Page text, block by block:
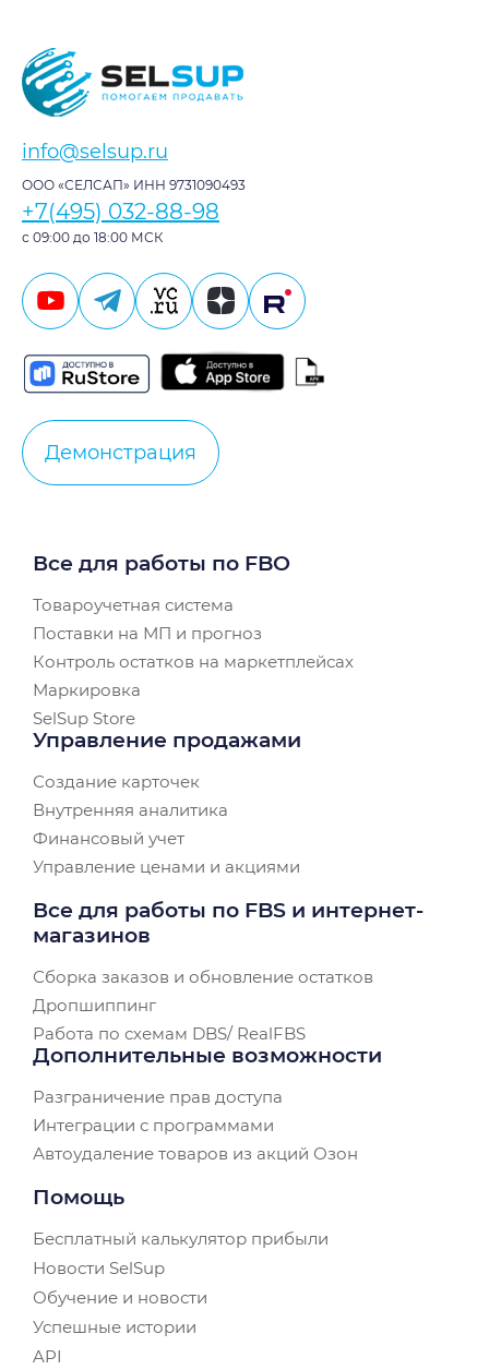
info@selsup.ru
ООО «СЕЛСАП» ИНН 9731090493
+7(495) 032-88-98
с 09:00 до 18:00 МСК
Демонстрация
Все для работы по FBO
Товароучетная система
Поставки на МП и прогноз
Контроль остатков на маркетплейсах
Маркировка
SelSup Store
Управление продажами
Создание карточек
Внутренняя аналитика
Финансовый учет
Управление ценами и акциями
Все для работы по FBS и интернет-
магазинов
Сборка заказов и обновление остатков
Дропшиппинг
Работа по схемам DBS/ RealFBS
Дополнительные возможности
Разграничение прав доступа
Интеграции с программами
Автоудаление товаров из акций Озон
Помощь
Бесплатный калькулятор прибыли
Новости SelSup
Обучение и новости
Успешные истории
API